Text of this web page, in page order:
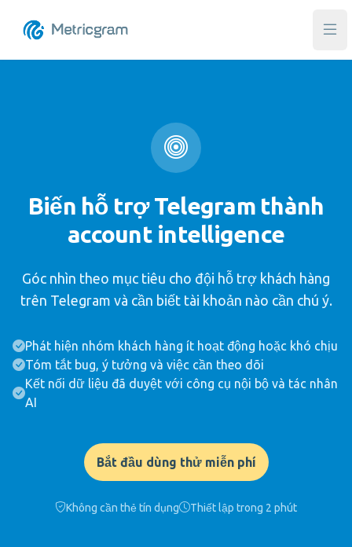
Mở
Biến hỗ trợ Telegram thành
account intelligence
Góc nhìn theo mục tiêu cho đội hỗ trợ khách hàng
trên Telegram và cần biết tài khoản nào cần chú ý.
Phát hiện nhóm khách hàng ít hoạt động hoặc khó chịu
Tóm tắt bug, ý tưởng và việc cần theo dõi
Kết nối dữ liệu đã duyệt với công cụ nội bộ và tác nhân
AI
Bắt đầu dùng thử miễn phí
Không cần thẻ tín dụng Thiết lập trong 2 phút